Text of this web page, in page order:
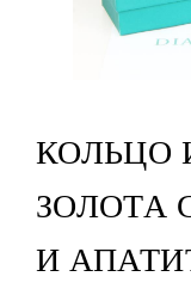
КОЛЬЦО
ЗОЛОТА
И